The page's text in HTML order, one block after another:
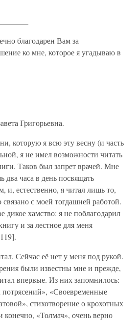
благодарен Вам за
ко мне, которое я угадываю в
Григорьевна.
которую я всю эту весну (и часть
я не имел возможности читать
Таков был запрет врачей. Мне
часа в день посвящать
и, естественно, я читал лишь то,
связано с моей тогдашней работой.
дикое хамство: я не поблагодарил
и за лестное для меня
Сейчас её нет у меня под рукой.
были известны мне и прежде,
впервые. Из них запомнилось:
«Своевременные
стихотворение о крохотных
конечно, «Толмач», очень верно